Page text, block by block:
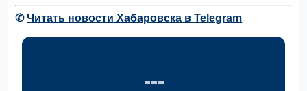
✆Читать новости Хабаровска в Telegram